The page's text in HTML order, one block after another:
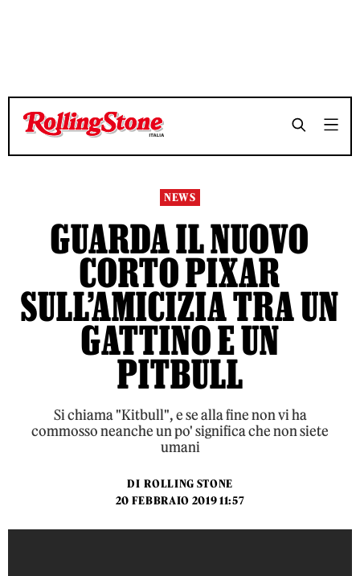
TEMPO DI LETTURA 3 MINUTI SHARE
TEMPO DI LETTURA 3 MINUTI SHARE
NEWS
GUARDA IL NUOVO
CORTO PIXAR
SULL’AMICIZIA TRA UN
GATTINO E UN
PITBULL
Si chiama "Kitbull", e se alla fine non vi ha
commosso neanche un po' significa che non siete
umani
DI ROLLING STONE
20 FEBBRAIO 2019 11:57